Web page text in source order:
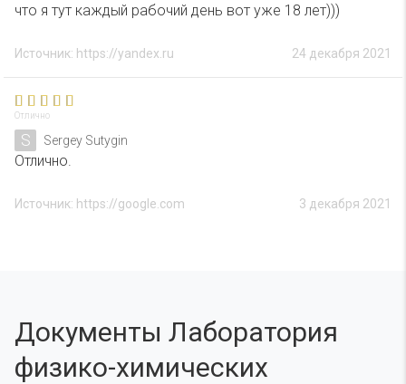
что я тут каждый рабочий день вот уже 18 лет)))
24 декабря 2021
Источник: https://yandex.ru
Отлично
S Sergey Sutygin
Отлично.
3 декабря 2021
Источник: https://google.com
Документы Лаборатория
физико-химических